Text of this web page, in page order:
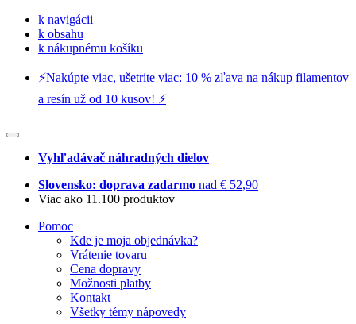
k navigácii
k obsahu
k nákupnému košíku
⚡️Nakúpte viac, ušetrite viac: 10 % zľava na nákup filamentov
a resín už od 10 kusov! ⚡️
Vyhľadávač náhradných dielov
Slovensko: doprava zadarmo nad € 52,90
Viac ako 11.100 produktov
Pomoc
Kde je moja objednávka?
Vrátenie tovaru
Cena dopravy
Možnosti platby
Kontakt
Všetky témy nápovedy